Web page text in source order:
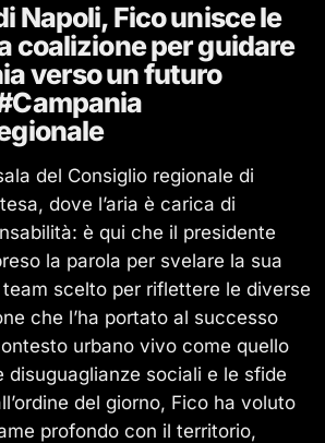
Napoli, Fico unisce le
coalizione per guidare
verso un futuro
del Consiglio regionale di
dove l’aria è carica di
è qui che il presidente
la parola per svelare la sua
scelto per riflettere le diverse
che l’ha portato al successo
urbano vivo come quello
disuguaglianze sociali e le sfide
del giorno, Fico ha voluto
profondo con il territorio,